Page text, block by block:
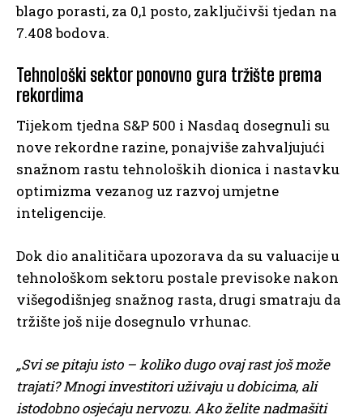
blago porasti, za 0,1 posto, zaključivši tjedan na
7.408 bodova.
Tehnološki sektor ponovno gura tržište prema
rekordima
Tijekom tjedna S&P 500 i Nasdaq dosegnuli su
nove rekordne razine, ponajviše zahvaljujući
snažnom rastu tehnoloških dionica i nastavku
optimizma vezanog uz razvoj umjetne
inteligencije.
Dok dio analitičara upozorava da su valuacije u
tehnološkom sektoru postale previsoke nakon
višegodišnjeg snažnog rasta, drugi smatraju da
tržište još nije dosegnulo vrhunac.
„Svi se pitaju isto – koliko dugo ovaj rast još može
trajati? Mnogi investitori uživaju u dobicima, ali
istodobno osjećaju nervozu. Ako želite nadmašiti